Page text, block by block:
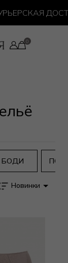
БОДИ
Новинки